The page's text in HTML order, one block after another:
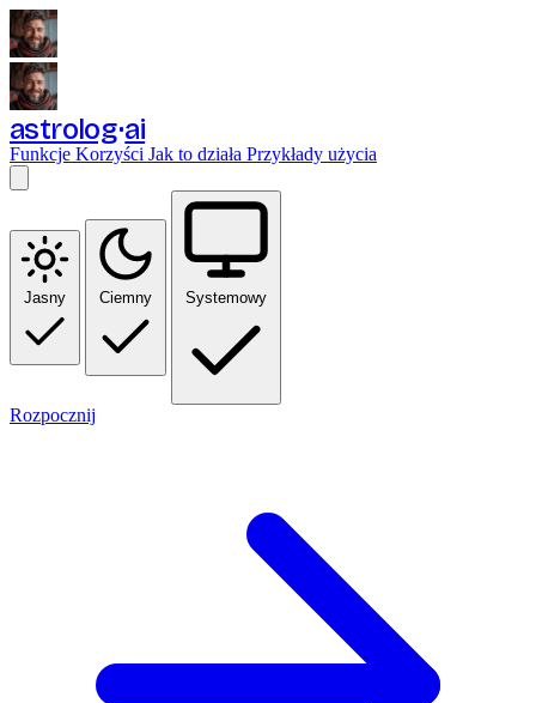
astrolog ai
Funkcje Korzyści Jak to działa Przykłady użycia
Jasny Ciemny Systemowy
Rozpocznij